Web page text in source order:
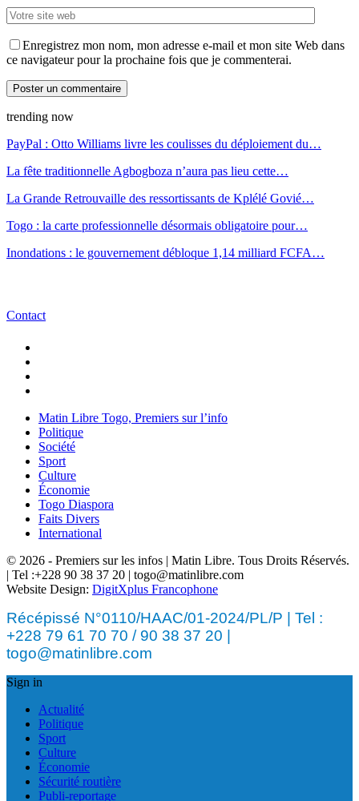
Enregistrez mon nom, mon adresse e-mail et mon site Web dans
ce navigateur pour la prochaine fois que je commenterai.
trending now
PayPal : Otto Williams livre les coulisses du déploiement du…
La fête traditionnelle Agbogboza n’aura pas lieu cette…
La Grande Retrouvaille des ressortissants de Kplélé Govié…
Togo : la carte professionnelle désormais obligatoire pour…
Inondations : le gouvernement débloque 1,14 milliard FCFA…
Contact
Matin Libre Togo, Premiers sur l’info
Politique
Société
Sport
Culture
Économie
Togo Diaspora
Faits Divers
International
© 2026 - Premiers sur les infos | Matin Libre. Tous Droits Réservés.
| Tel :+228 90 38 37 20 | togo@matinlibre.com
Website Design: DigitXplus Francophone
Récépissé N°0110/HAAC/01-2024/PL/P | Tel :
+228 79 61 70 70 / 90 38 37 20 |
togo@matinlibre.com
Sign in
Actualité
Politique
Sport
Culture
Économie
Sécurité routière
Publi-reportage